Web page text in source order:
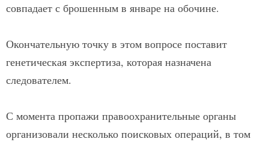
совпадает с брошенным в январе на обочине.
Окончательную точку в этом вопросе поставит
генетическая экспертиза, которая назначена
следователем.
С момента пропажи правоохранительные органы
организовали несколько поисковых операций, в том